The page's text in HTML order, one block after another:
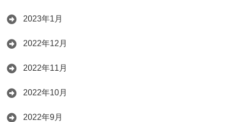
2023年1月
2022年12月
2022年11月
2022年10月
2022年9月